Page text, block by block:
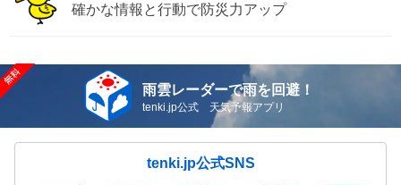
確かな情報と行動で防災力アップ
雨雲レーダーで雨を回避！
tenki.jp公式 天気予報アプリ
tenki.jp公式SNS